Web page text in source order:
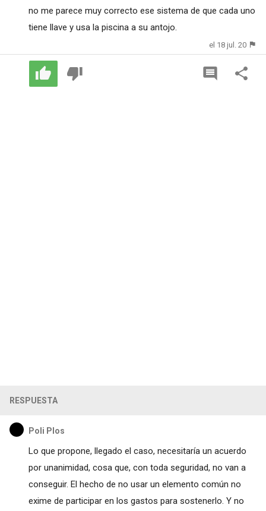
no me parece muy correcto ese sistema de que cada uno
tiene llave y usa la piscina a su antojo.
el 18 jul. 20
RESPUESTA
Poli Plos
Lo que propone, llegado el caso, necesitaría un acuerdo
por unanimidad, cosa que, con toda seguridad, no van a
conseguir. El hecho de no usar un elemento común no
exime de participar en los gastos para sostenerlo. Y no